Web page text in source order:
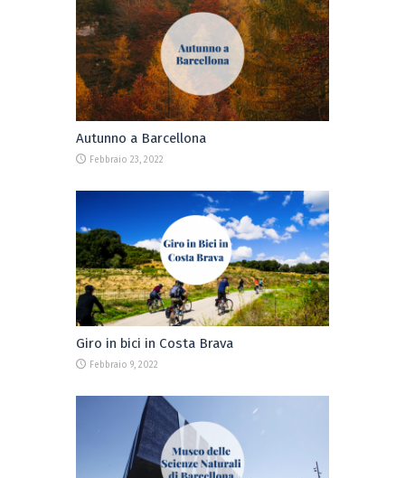
Autunno a Barcellona
Febbraio 23, 2022
Giro in bici in Costa Brava
Febbraio 9, 2022